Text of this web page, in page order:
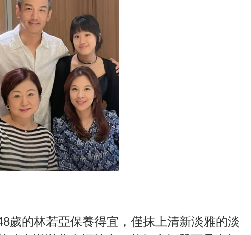
歲的林若亞保養得宜，僅抹上清新淡雅的淡